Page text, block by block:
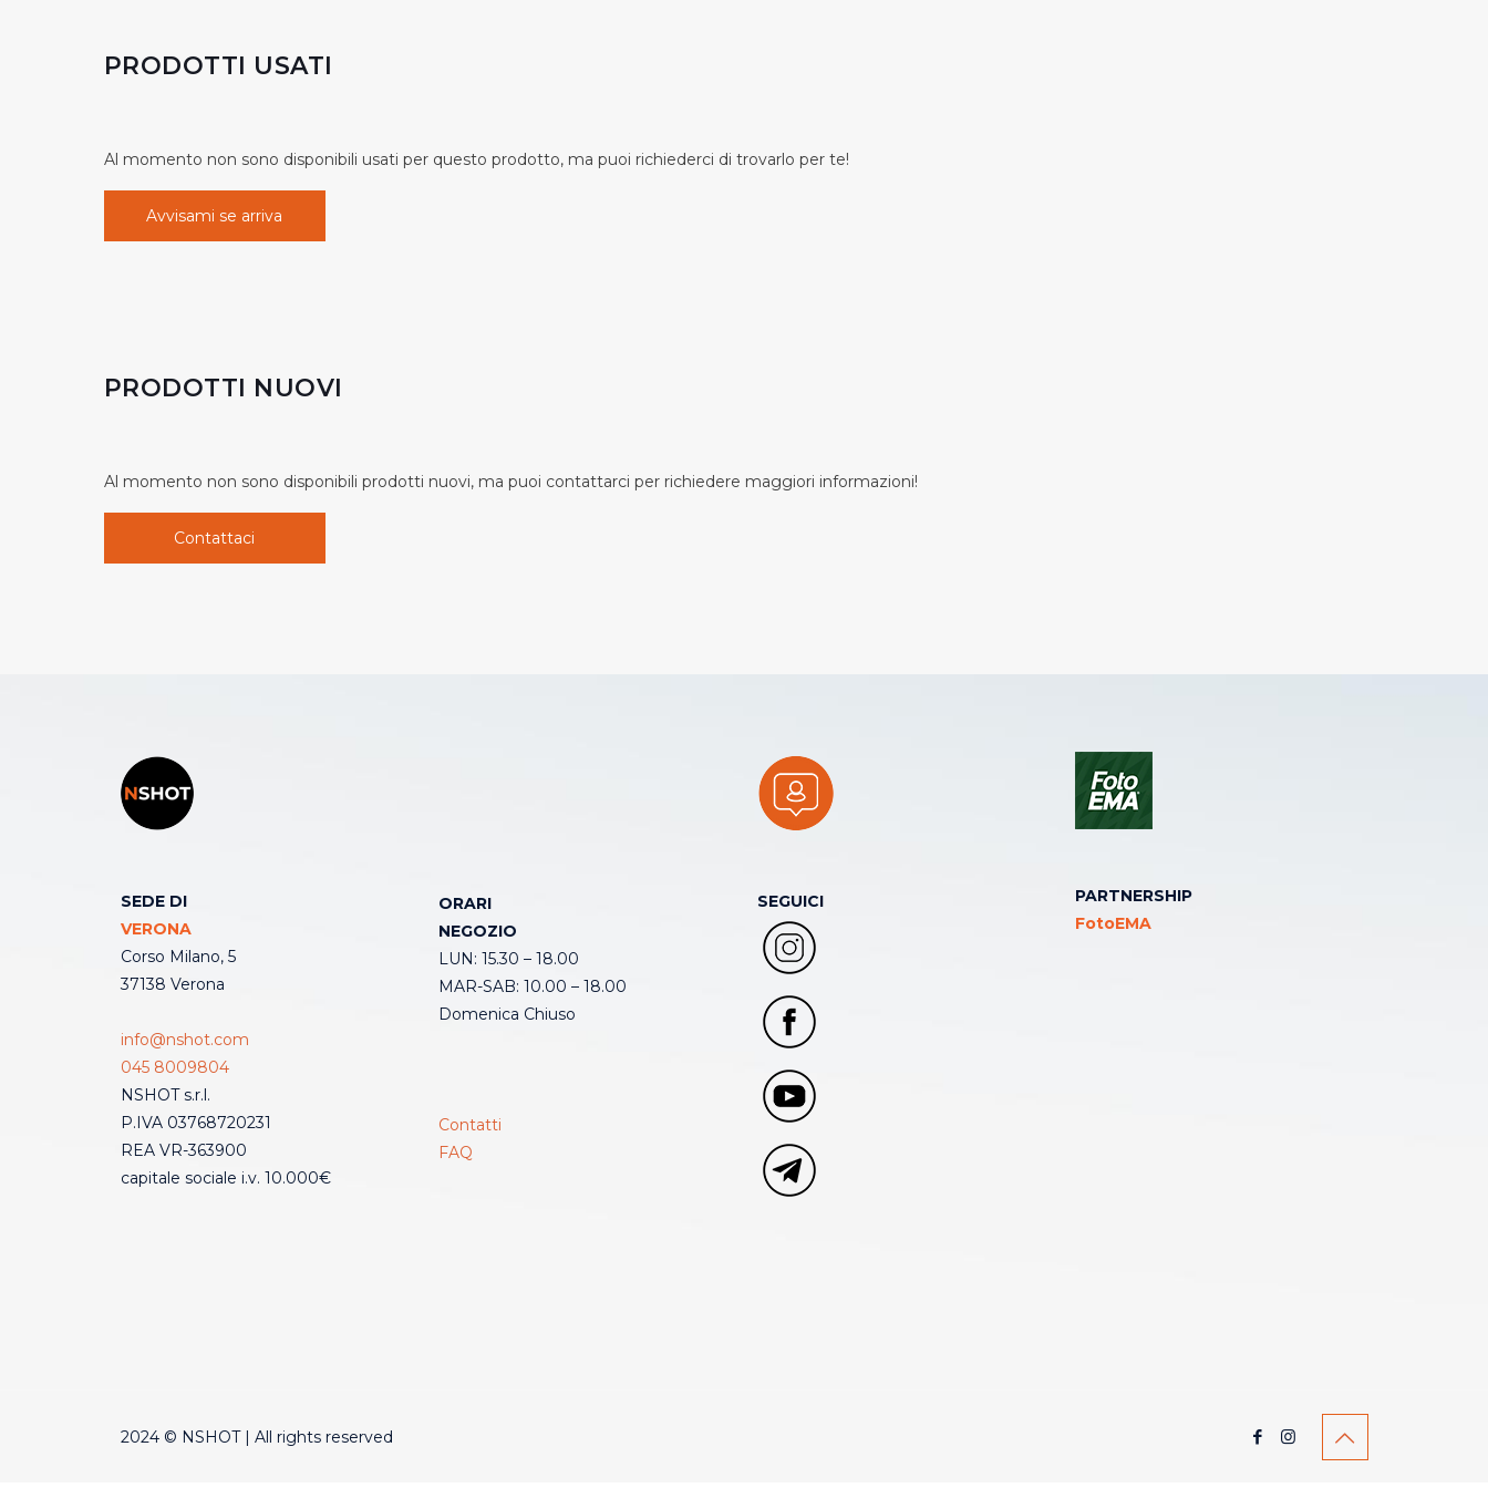
PRODOTTI USATI
Al momento non sono disponibili usati per questo prodotto, ma puoi richiederci di trovarlo per te!
Avvisami se arriva
PRODOTTI NUOVI
Al momento non sono disponibili prodotti nuovi, ma puoi contattarci per richiedere maggiori informazioni!
Contattaci
SEDE DI
VERONA
Corso Milano, 5
37138 Verona
info@nshot.com
045 8009804
NSHOT s.r.l.
P.IVA 03768720231
REA VR-363900
capitale sociale i.v. 10.000€
ORARI
NEGOZIO
LUN: 15.30 – 18.00
MAR-SAB: 10.00 – 18.00
Domenica Chiuso
Contatti
FAQ
SEGUICI
PARTNERSHIP
FotoEMA
2024 © NSHOT | All rights reserved